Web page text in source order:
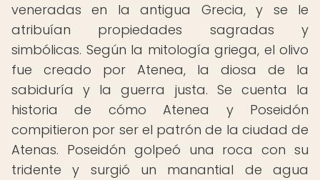
veneradas en la antigua Grecia, y se le
atribuían propiedades sagradas y
simbólicas. Según la mitología griega, el olivo
fue creado por Atenea, la diosa de la
sabiduría y la guerra justa. Se cuenta la
historia de cómo Atenea y Poseidón
compitieron por ser el patrón de la ciudad de
Atenas. Poseidón golpeó una roca con su
tridente y surgió un manantial de agua